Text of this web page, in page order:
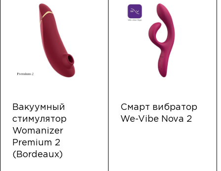
Вакуумный
стимулятор
Womanizer
Premium 2
(Bordeaux)
Смарт вибратор
We-Vibe Nova 2